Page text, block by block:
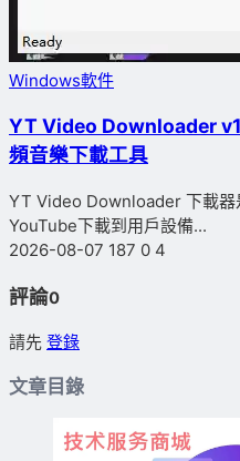
Windows軟件
YT Video Downloader
頻音樂下載工具
YT Video Downloader 下載器
YouTube下載到用戶設備...
2026-08-07 187 0 4
評論0
請先 登錄
文章目錄